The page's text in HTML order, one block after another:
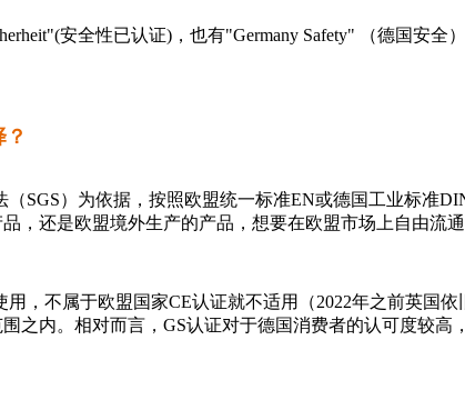
安全性已认证)，也有"Germany Safety" （德国安
（SGS）为依据，按照欧盟统一标准EN或德国工业标准
，还是欧盟境外生产的产品，想要在欧盟市场上自由流
，不属于欧盟国家CE认证就不适用（2022年之前英国
之内。相对而言，GS认证对于德国消费者的认可度较高